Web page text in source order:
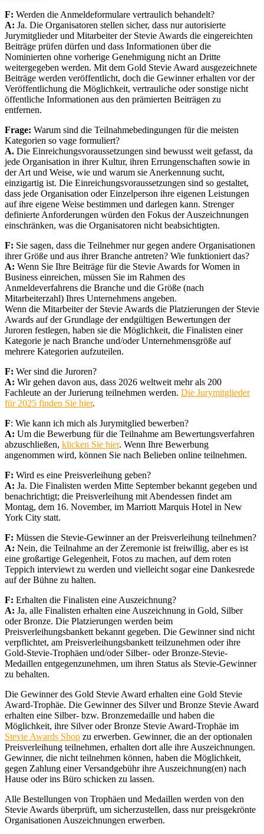
F: Werden die Anmeldeformulare vertraulich behandelt?
A: Ja. Die Organisatoren stellen sicher, dass nur autorisierte
Jurymitglieder und Mitarbeiter der Stevie Awards die eingereichten
Beiträge prüfen dürfen und dass Informationen über die
Nominierten ohne vorherige Genehmigung nicht an Dritte
weitergegeben werden. Mit dem Gold Stevie Award ausgezeichnete
Beiträge werden veröffentlicht, doch die Gewinner erhalten vor der
Veröffentlichung die Möglichkeit, vertrauliche oder sonstige nicht
öffentliche Informationen aus den prämierten Beiträgen zu
entfernen.
Frage: Warum sind die Teilnahmebedingungen für die meisten
Kategorien so vage formuliert?
A. Die Einreichungsvoraussetzungen sind bewusst weit gefasst, da
jede Organisation in ihrer Kultur, ihren Errungenschaften sowie in
der Art und Weise, wie und warum sie Anerkennung sucht,
einzigartig ist. Die Einreichungsvoraussetzungen sind so gestaltet,
dass jede Organisation oder Einzelperson ihre eigenen Leistungen
auf ihre eigene Weise bestimmen und darlegen kann. Strenger
definierte Anforderungen würden den Fokus der Auszeichnungen
einschränken, was die Organisatoren nicht beabsichtigten.
F: Sie sagen, dass die Teilnehmer nur gegen andere Organisationen
ihrer Größe und aus ihrer Branche antreten? Wie funktioniert das?
A: Wenn Sie Ihre Beiträge für die Stevie Awards for Women in
Business einreichen, müssen Sie im Rahmen des
Anmeldeverfahrens die Branche und die Größe (nach
Mitarbeiterzahl) Ihres Unternehmens angeben.
Wenn die Mitarbeiter der Stevie Awards die Platzierungen der Stevie
Awards auf der Grundlage der endgültigen Bewertungen der
Juroren festlegen, haben sie die Möglichkeit, die Finalisten einer
Kategorie je nach Branche und/oder Unternehmensgröße auf
mehrere Kategorien aufzuteilen.
F: Wer sind die Juroren?
A: Wir gehen davon aus, dass 2026 weltweit mehr als 200
Fachleute an der Jurierung teilnehmen werden. Die Jurymitglieder
für 2025 finden Sie hier.
F: Wie kann ich mich als Jurymitglied bewerben?
A: Um die Bewerbung für die Teilnahme am Bewertungsverfahren
abzuschließen, klicken Sie hier. Wenn Ihre Bewerbung
angenommen wird, können Sie nach Belieben online teilnehmen.
F: Wird es eine Preisverleihung geben?
A: Ja. Die Finalisten werden Mitte September bekannt gegeben und
benachrichtigt; die Preisverleihung mit Abendessen findet am
Montag, dem 16. November, im Marriott Marquis Hotel in New
York City statt.
F: Müssen die Stevie-Gewinner an der Preisverleihung teilnehmen?
A: Nein, die Teilnahme an der Zeremonie ist freiwillig, aber es ist
eine großartige Gelegenheit, Fotos zu machen, auf dem roten
Teppich interviewt zu werden und vielleicht sogar eine Dankesrede
auf der Bühne zu halten.
F: Erhalten die Finalisten eine Auszeichnung?
A: Ja, alle Finalisten erhalten eine Auszeichnung in Gold, Silber
oder Bronze. Die Platzierungen werden beim
Preisverleihungsbankett bekannt gegeben. Die Gewinner sind nicht
verpflichtet, am Preisverleihungsbankett teilzunehmen oder ihre
Gold-Stevie-Trophäen und/oder Silber- oder Bronze-Stevie-
Medaillen entgegenzunehmen, um ihren Status als Stevie-Gewinner
zu behalten.
Die Gewinner des Gold Stevie Award erhalten eine Gold Stevie
Award-Trophäe. Die Gewinner des Silver und Bronze Stevie Award
erhalten eine Silber- bzw. Bronzemedaille und haben die
Möglichkeit, ihre Silver oder Bronze Stevie Award-Trophäe im
Stevie Awards Shop zu erwerben. Gewinner, die an der optionalen
Preisverleihung teilnehmen, erhalten dort alle ihre Auszeichnungen.
Gewinner, die nicht teilnehmen können, haben die Möglichkeit,
gegen Zahlung einer Versandgebühr ihre Auszeichnung(en) nach
Hause oder ins Büro schicken zu lassen.
Alle Bestellungen von Trophäen und Medaillen werden von den
Stevie Awards überprüft, um sicherzustellen, dass nur preisgekrönte
Organisationen Auszeichnungen erwerben.